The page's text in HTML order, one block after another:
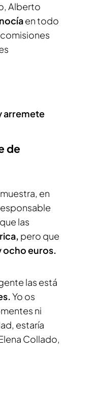
Alberto
en todo
arremete
de
en
las
pero que
ocho euros.
las está
Yo os
ni
estaría
Collado,